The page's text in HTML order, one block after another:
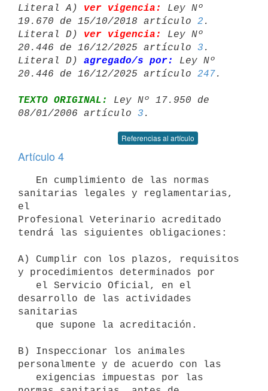
Literal A) ver vigencia:
Ley Nº
19.670 de 15/10/2018 artículo 2 .
Literal D) ver vigencia:
Ley Nº
20.446 de 16/12/2025 artículo 3 .
Literal D) agregado/s por:
Ley Nº
20.446 de 16/12/2025 artículo 247
TEXTO ORIGINAL:
Ley Nº 17.950 de
08/01/2006 artículo 3
Referencias al artículo
Artículo 4
sanitarias legales y reglamentarias,
el
Profesional Veterinario acreditado
tendrá las siguientes obligaciones:
A) Cumplir con los plazos, requisitos
y procedimientos determinados por
desarrollo de las actividades
sanitarias
B) Inspeccionar los animales
personalmente y de acuerdo con las